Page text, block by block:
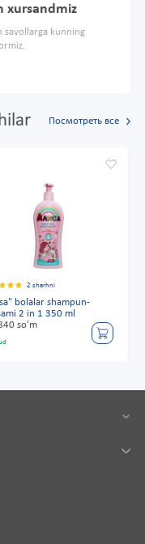
xursandmiz
savollarga kunning
Посмотреть все
2 sharhni
bolalar shampun-
2 in 1 350 ml
so'm